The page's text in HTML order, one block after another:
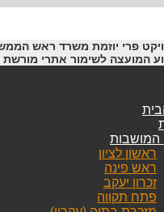
פרי יוזמת משרד ראש
המועצה לשימור אתרי מורשת
המושבות
ראשון לציון
ראש פינה
זכרון יעקב
פתח תקווה